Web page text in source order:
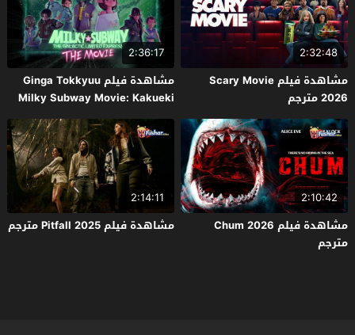
2:32:48
مشاهدة فيلم Scary Movie
2026 مترجم
2:36:17
مشاهدة فيلم Ginga Tokkyuu
Milky Subway Movie: Kakueki
Teisha Gekijou Yuki 2026 مترجم
2:10:42
مشاهدة فيلم Chum 2026
مترجم
2:14:11
مشاهدة فيلم Pitfall 2025 مترجم